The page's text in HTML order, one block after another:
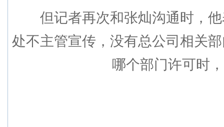
但记者再次和张灿沟通时，他
处不主管宣传，没有总公司相关
哪个部门许可时